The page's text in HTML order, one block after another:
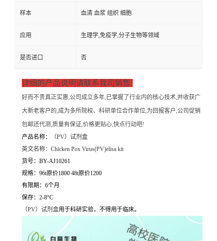
样本 血清 血浆 组织 细胞
应用 生理学,免疫学,分子生物等领域
是否进口 否
详细的产品说明请联系我司销售!
好而不贵真正实惠,公司成立多年,已掌握了行业内的核心技术,并收获广
大新老客户的,成为多所院校、科研单位合作单位,为回报客户,公司促销
包邮还代测,质量有保证,价格更贴心,快点行动吧!
产品名称：
（PV）试剂盒
英文名称： Chicken Pox Virus(PV)elisa kit
货号：BY-AJ10261
规格：96t原价1800 48t原价1200
有限期：6个月
保存：2-8°C
（PV）试剂盒用于科研实验，不得用于临床。